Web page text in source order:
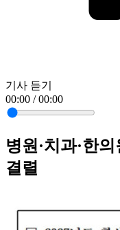
기사 듣기
00:00 / 00:00
병원·치과·한
결렬